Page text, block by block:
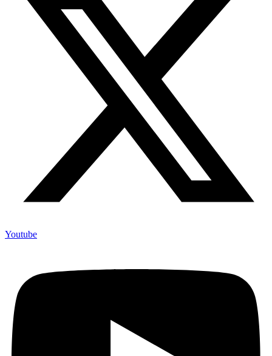
Youtube